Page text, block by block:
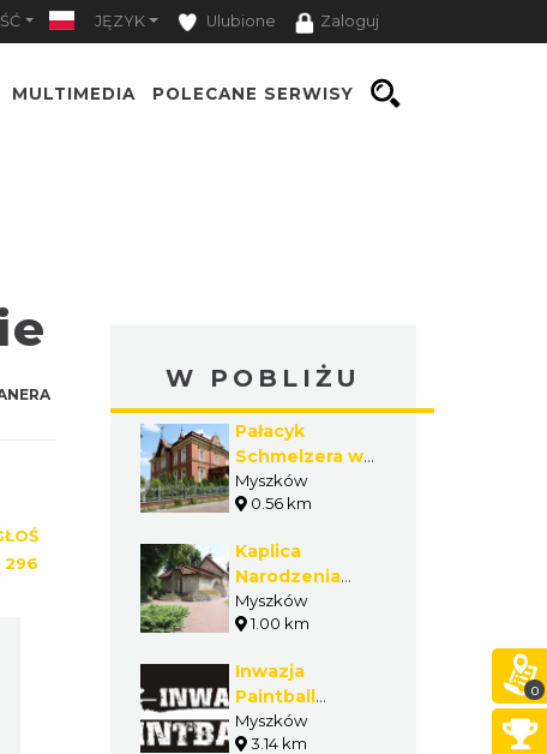
JĘZYK Ulubione Zaloguj
MULTIMEDIA POLECANE SERWISY
296
W POBLIŻU
Pałacyk
Schmelzera w
Myszkowie
Myszków
0.56 km
Kaplica
Narodzenia
Pana Jezusa w
Myszkowie
Myszków
1.00 km
Inwazja
Paintball
Myszków
Myszków
3.14 km
0